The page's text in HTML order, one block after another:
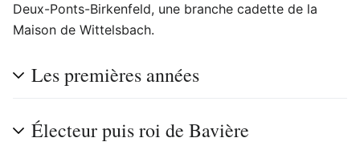
Deux-Ponts-Birkenfeld, une branche cadette de la
Maison de Wittelsbach.
Les premières années
Électeur puis roi de Bavière